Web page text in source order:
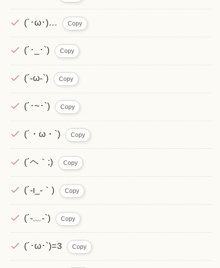
(´･ω･)… Copy
(´･_･`) Copy
(´-ω-`) Copy
(´･~･`) Copy
(´・ω・`) Copy
(´ヘ｀;) Copy
(´-ι_-｀) Copy
(´-﹏-`) Copy
(´･ω･`)=3 Copy